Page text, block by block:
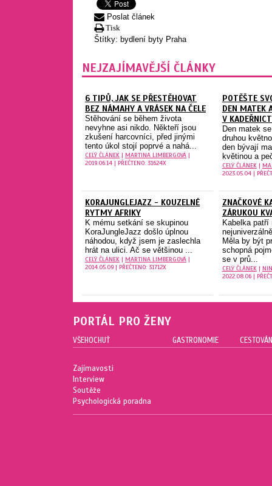
Poslat článek
Tisk
Štítky: bydlení byty Praha
NEJZAJÍMAVĚJŠÍ ČLÁNKY
6 TIPŮ, JAK SE PŘESTĚHOVAT
BEZ NÁMAHY A VRÁSEK NA ČELE
Stěhování se během života
nevyhne asi nikdo. Někteří jsou
zkušení harcovníci, před jinými
tento úkol stojí poprvé a nahá...
CELÝ ČLÁNEK | MARTINA LIMBERGOVÁ |
2019.06.14 | PŘEČTENO: 31624X
POTĚŠTE
DEN MATEK
V
Den matek
druhou
den bývají
květinou a
CELÝ ČLÁNEK|
2023.05.04 |
KORAJUNGLEJAZZ - KOUZELNÉ
RYTMY AFRIKY
K mému setkání se skupinou
KoraJungleJazz došlo úplnou
náhodou, když jsem je zaslechla
hrát na ulici. Ač se většinou ...
CELÝ ČLÁNEK | MARTINA LIMBERGOVÁ |
2014.05.09 | PŘEČTENO: 31712X
ZNAČKOVÉ
ZÁRUKOU
Kabelka patří
Měla by být
schopná
se v prů...
CELÝ ČLÁNEK|
2022.08.06 |
PORTÁL PRO ŽENY
VŠEHOCHUŤ
Zajímavosti
Interview
Soutěže
Psychologická poradna
GASTRONOMIE